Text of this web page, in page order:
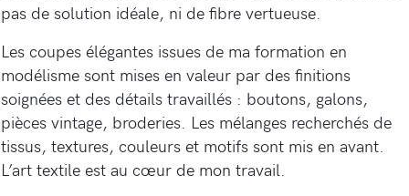
pas de solution idéale, ni de fibre vertueuse.
Les coupes élégantes issues de ma formation en
modélisme sont mises en valeur par des finitions
soignées et des détails travaillés : boutons, galons,
pièces vintage, broderies. Les mélanges recherchés de
tissus, textures, couleurs et motifs sont mis en avant.
L’art textile est au cœur de mon travail.